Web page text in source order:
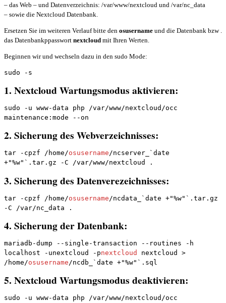
– das Web – und Datenverzeichnis: /var/www/nextcloud und /var/nc_data
– sowie die Nextcloud Datenbank.
Ersetzen Sie im weiteren Verlauf bitte den osusername und die Datenbank bzw .
das Datenbankppasswort nextcloud mit Ihren Werten.
Beginnen wir und wechseln dazu in den sudo Mode:
sudo -s
1. Nextcloud Wartungsmodus aktivieren:
sudo -u www-data php /var/www/nextcloud/occ
maintenance:mode --on
2. Sicherung des Webverzeichnisses:
tar -cpzf /home/osusername/ncserver_`date
+"%w"`.tar.gz -C /var/www/nextcloud .
3. Sicherung des Datenverezeichnisses:
tar -cpzf /home/osusername /ncdata_`date +"%w"`.tar.gz
-C /var/nc_data .
4. Sicherung der Datenbank:
mariadb-dump --single-transaction --routines -h
localhost -unextcloud -pnextcloud
nextcloud >
/home/osusername/ncdb_`date +"%w"`.sql
5. Nextcloud Wartungsmodus deaktivieren:
sudo -u www-data php /var/www/nextcloud/occ